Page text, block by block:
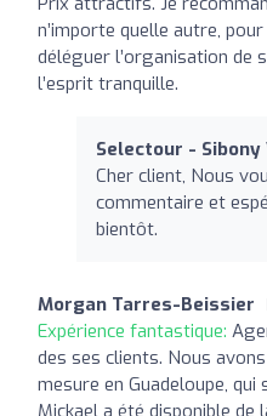
n’importe quelle autre,
déléguer l’organisation de
l’esprit tranquille.
Selectour - Sibony
Cher client, Nous
commentaire et
bientôt.
Morgan Tarres-Beissier
Expérience fantastique:
des ses clients. Nous
mesure en Guadeloupe, qui
Mickael a été disponible